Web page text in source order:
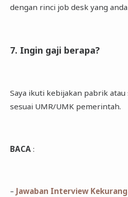
dengan rinci job desk yang
7. Ingin gaji berapa?
Saya ikuti kebijakan pabrik
sesuai UMR/UMK pemerintah.
BACA :
– Jawaban Interview